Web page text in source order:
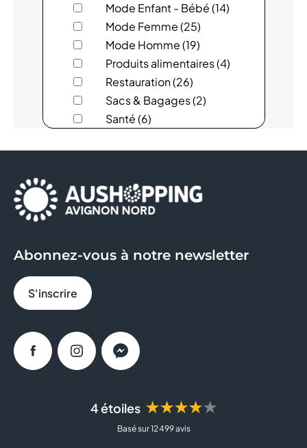
AMBASSADE DE BRETAGNE
ANIMALIS
ARCHIPEL
ARMAND THIERY FEMME
AYAKO SUSHI
BRICO DEPOT
BRUT BUTCHER
BURGER KING
BUT
Mode Enfant - Bébé (14)
Mode Femme (25)
Mode Homme (19)
Produits alimentaires (4)
Restauration (26)
Sacs & Bagages (2)
Santé (6)
4 étoiles ★★★★★
Basé sur 12 499 avis
Abonnez-vous à notre newsletter
S'inscrire
FacebookInstagramMessenger